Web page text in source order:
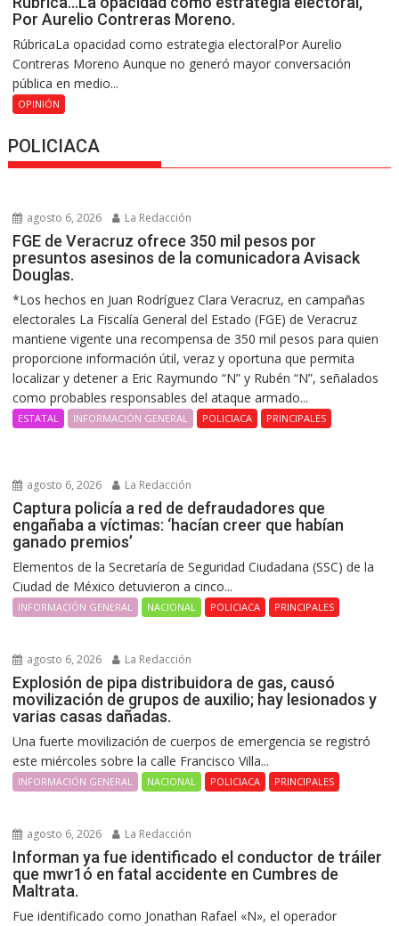
Por Aurelio Contreras Moreno.
RúbricaLa opacidad como estrategia electoralPor Aurelio
Contreras Moreno Aunque no generó mayor conversación
pública en medio...
OPINIÓN
POLICIACA
agosto 6, 2026 La Redacción
FGE de Veracruz ofrece 350 mil pesos por
presuntos asesinos de la comunicadora Avisack
Douglas.
*Los hechos en Juan Rodríguez Clara Veracruz, en campañas
electorales La Fiscalía General del Estado (FGE) de Veracruz
mantiene vigente una recompensa de 350 mil pesos para quien
proporcione información útil, veraz y oportuna que permita
localizar y detener a Eric Raymundo “N” y Rubén “N”, señalados
como probables responsables del ataque armado...
ESTATAL INFORMACIÓN GENERAL POLICIACA PRINCIPALES
agosto 6, 2026 La Redacción
Captura policía a red de defraudadores que
engañaba a víctimas: ‘hacían creer que habían
ganado premios’
Elementos de la Secretaría de Seguridad Ciudadana (SSC) de la
Ciudad de México detuvieron a cinco...
INFORMACIÓN GENERAL NACIONAL POLICIACA PRINCIPALES
agosto 6, 2026 La Redacción
Explosión de pipa distribuidora de gas, causó
movilización de grupos de auxilio; hay lesionados y
varias casas dañadas.
Una fuerte movilización de cuerpos de emergencia se registró
este miércoles sobre la calle Francisco Villa...
INFORMACIÓN GENERAL NACIONAL POLICIACA PRINCIPALES
agosto 6, 2026 La Redacción
Informan ya fue identificado el conductor de tráiler
que mwr1ó en fatal accidente en Cumbres de
Maltrata.
Fue identificado como Jonathan Rafael «N», el operador